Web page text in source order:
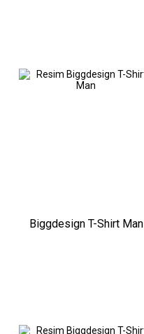
Biggdesign T-Shirt Man